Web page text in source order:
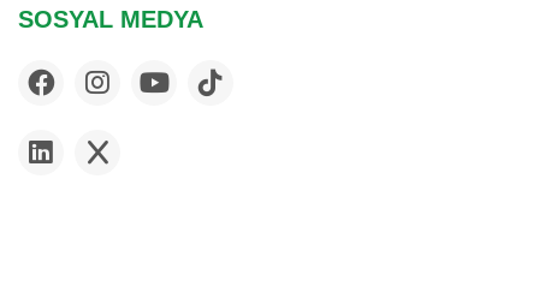
SOSYAL MEDYA